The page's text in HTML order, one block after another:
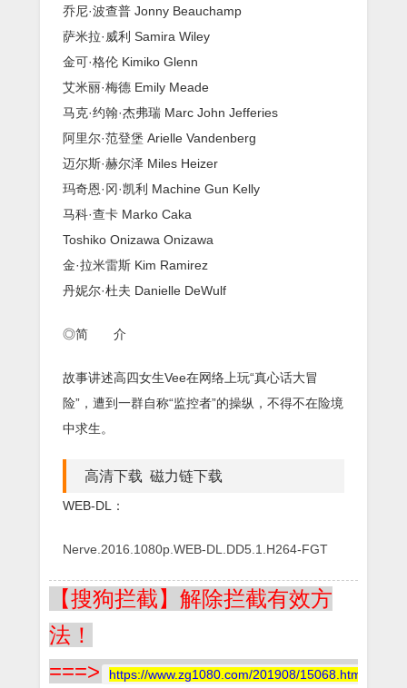
乔尼·波查普 Jonny Beauchamp
萨米拉·威利 Samira Wiley
金可·格伦 Kimiko Glenn
艾米丽·梅德 Emily Meade
马克·约翰·杰弗瑞 Marc John Jefferies
阿里尔·范登堡 Arielle Vandenberg
迈尔斯·赫尔泽 Miles Heizer
玛奇恩·冈·凯利 Machine Gun Kelly
马科·查卡 Marko Caka
Toshiko Onizawa Onizawa
金·拉米雷斯 Kim Ramirez
丹妮尔·杜夫 Danielle DeWulf
◎简 介
故事讲述高四女生Vee在网络上玩“真心话大冒
险”，遭到一群自称“监控者”的操纵，不得不在险境
中求生。
高清下载 磁力链下载
WEB-DL：
Nerve.2016.1080p.WEB-DL.DD5.1.H264-FGT
【搜狗拦截】解除拦截有效方
法！
===>
https://www.zg1080.com/201908/15068.html